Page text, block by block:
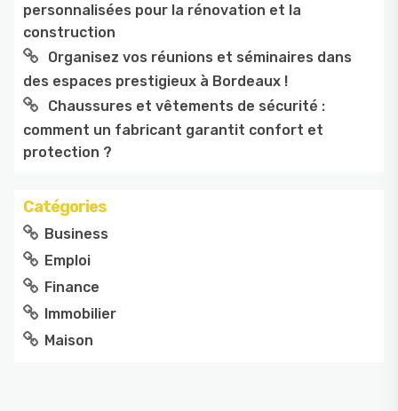
personnalisées pour la rénovation et la
construction
Organisez vos réunions et séminaires dans
des espaces prestigieux à Bordeaux !
Chaussures et vêtements de sécurité :
comment un fabricant garantit confort et
protection ?
Catégories
Business
Emploi
Finance
Immobilier
Maison